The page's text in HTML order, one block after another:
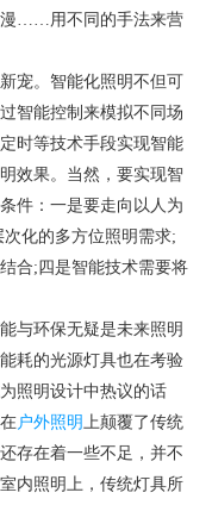
漫……用不同的手法来营
宠。智能化照明不但可
智能控制来模拟不同场
时等技术手段实现智能
效果。当然，要实现智
件：一是要走向以人为
化的多方位照明需求;
合;四是智能技术需要将
与环保无疑是未来照明
耗的光源灯具也在考验
照明设计中热议的话
户外照明上颠覆了传统
存在着一些不足，并不
内照明上，传统灯具所